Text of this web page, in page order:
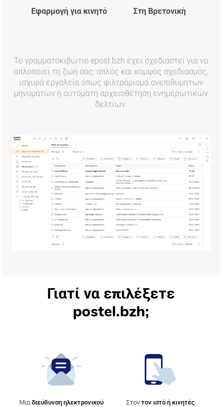
Εφαρμογή για κινητό Στη Βρετονική
Το γραμματοκιβώτιο epost.bzh έχει σχεδιαστεί για να
απλοποιεί τη ζωή σας: απλός και κομψός σχεδιασμός,
ισχυρά εργαλεία όπως φιλτράρισμα ανεπιθύμητων
μηνυμάτων ή αυτόματη αρχειοθέτηση ενημερωτικών
δελτίων.
Γιατί να επιλέξετε
postel.bzh;
Μιαδιεύθυνση ηλεκτρονικού
Στον τον ιστό ή κινητές